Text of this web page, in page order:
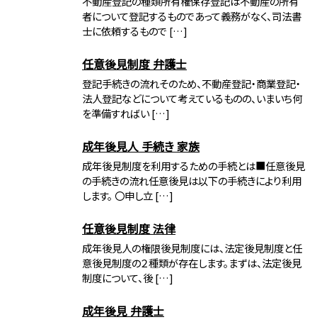
者について登記するものであって義務がなく、司法書
士に依頼するもので […]
任意後見制度 弁護士
登記手続きの流れそのため、不動産登記・商業登記・
法人登記などについて考えているものの、いまいち何
を準備すればい […]
成年後見人 手続き 家族
成年後見制度を利用するための手続とは■任意後見
の手続きの流れ任意後見は以下の手続きにより利用
します。 〇申し立 […]
任意後見制度 法律
成年後見人の権限後見制度には、法定後見制度と任
意後見制度の２種類が存在します。まずは、法定後見
制度について、後 […]
成年後見 弁護士